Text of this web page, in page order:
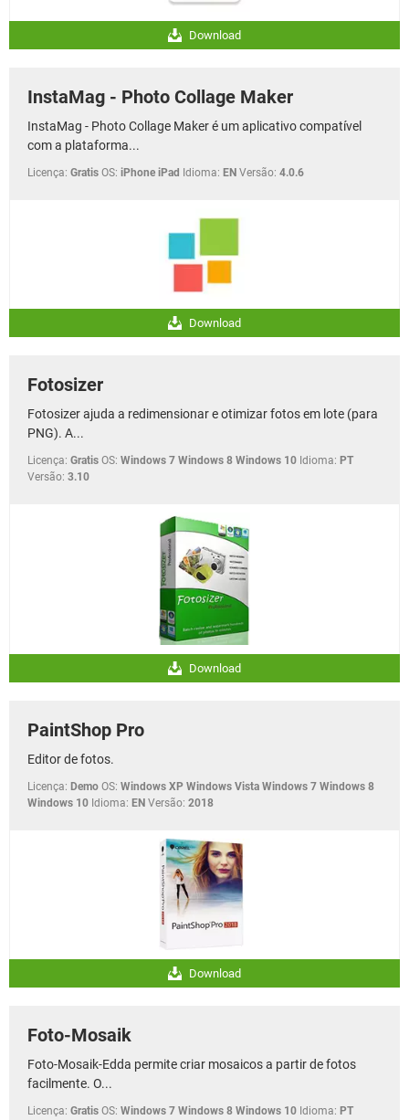
Download
InstaMag - Photo Collage Maker
InstaMag - Photo Collage Maker é um aplicativo compatível
com a plataforma...
Licença: Gratis OS: iPhone iPad Idioma: EN Versão: 4.0.6
Download
Fotosizer
Fotosizer ajuda a redimensionar e otimizar fotos em lote (para
PNG). A...
Licença: Gratis OS: Windows 7 Windows 8 Windows 10 Idioma: PT
Versão: 3.10
Download
PaintShop Pro
Editor de fotos.
Licença: Demo OS: Windows XP Windows Vista Windows 7 Windows 8
Windows 10 Idioma: EN Versão: 2018
Download
Foto-Mosaik
Foto-Mosaik-Edda permite criar mosaicos a partir de fotos
facilmente. O...
Licença: Gratis OS: Windows 7 Windows 8 Windows 10 Idioma: PT